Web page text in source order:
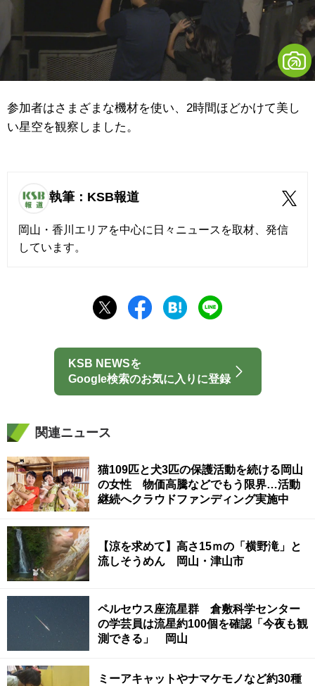
参加者はさまざまな機材を使い、2時間ほどかけて美し
い星空を観察しました。
執筆：KSB報道
岡山・香川エリアを中心に日々ニュースを取材、発信
しています。
KSB NEWSを
Google検索のお気に入りに登録
関連ニュース
猫109匹と犬3匹の保護活動を続ける岡山
の女性 物価高騰などでもう限界…活動
継続へクラウドファンディング実施中
【涼を求めて】高さ15ｍの「横野滝」と
流しそうめん 岡山・津山市
ペルセウス座流星群 倉敷科学センター
の学芸員は流星約100個を確認「今夜も観
測できる」 岡山
ミーアキャットやナマケモノなど約30種